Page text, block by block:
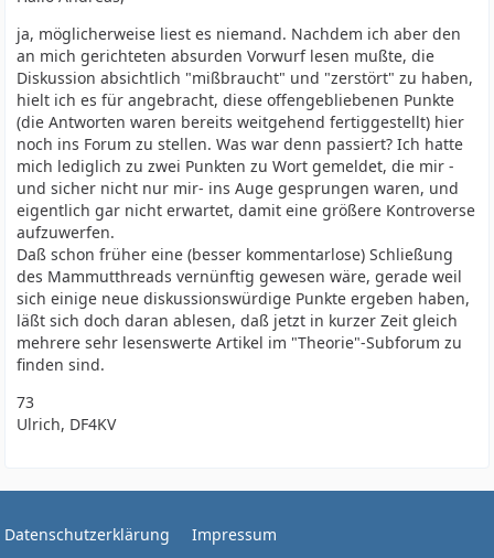
ja, möglicherweise liest es niemand. Nachdem ich aber den
an mich gerichteten absurden Vorwurf lesen mußte, die
Diskussion absichtlich "mißbraucht" und "zerstört" zu haben,
hielt ich es für angebracht, diese offengebliebenen Punkte
(die Antworten waren bereits weitgehend fertiggestellt) hier
noch ins Forum zu stellen. Was war denn passiert? Ich hatte
mich lediglich zu zwei Punkten zu Wort gemeldet, die mir -
und sicher nicht nur mir- ins Auge gesprungen waren, und
eigentlich gar nicht erwartet, damit eine größere Kontroverse
aufzuwerfen.
Daß schon früher eine (besser kommentarlose) Schließung
des Mammutthreads vernünftig gewesen wäre, gerade weil
sich einige neue diskussionswürdige Punkte ergeben haben,
läßt sich doch daran ablesen, daß jetzt in kurzer Zeit gleich
mehrere sehr lesenswerte Artikel im "Theorie"-Subforum zu
finden sind.
73
Ulrich, DF4KV
Datenschutzerklärung Impressum